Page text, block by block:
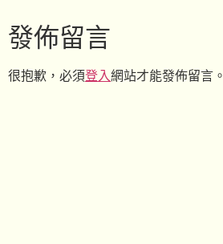
發佈留言
很抱歉，必須登入網站才能發佈留言。